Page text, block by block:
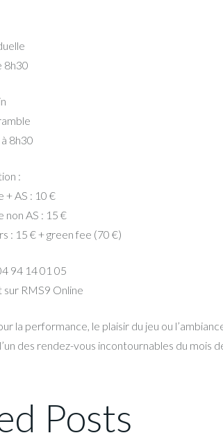
8h30
8h30
:
+ AS : 10 €
non AS : 15 €
: 15 € + green fee (70 €)
94 14 01 05
RMS9 Online
la performance, le plaisir du jeu ou
des rendez-vous incontournables du mois
Posts